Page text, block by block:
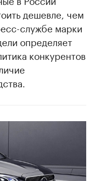
дешевле, чем
службе марки
определяет
конкурентов